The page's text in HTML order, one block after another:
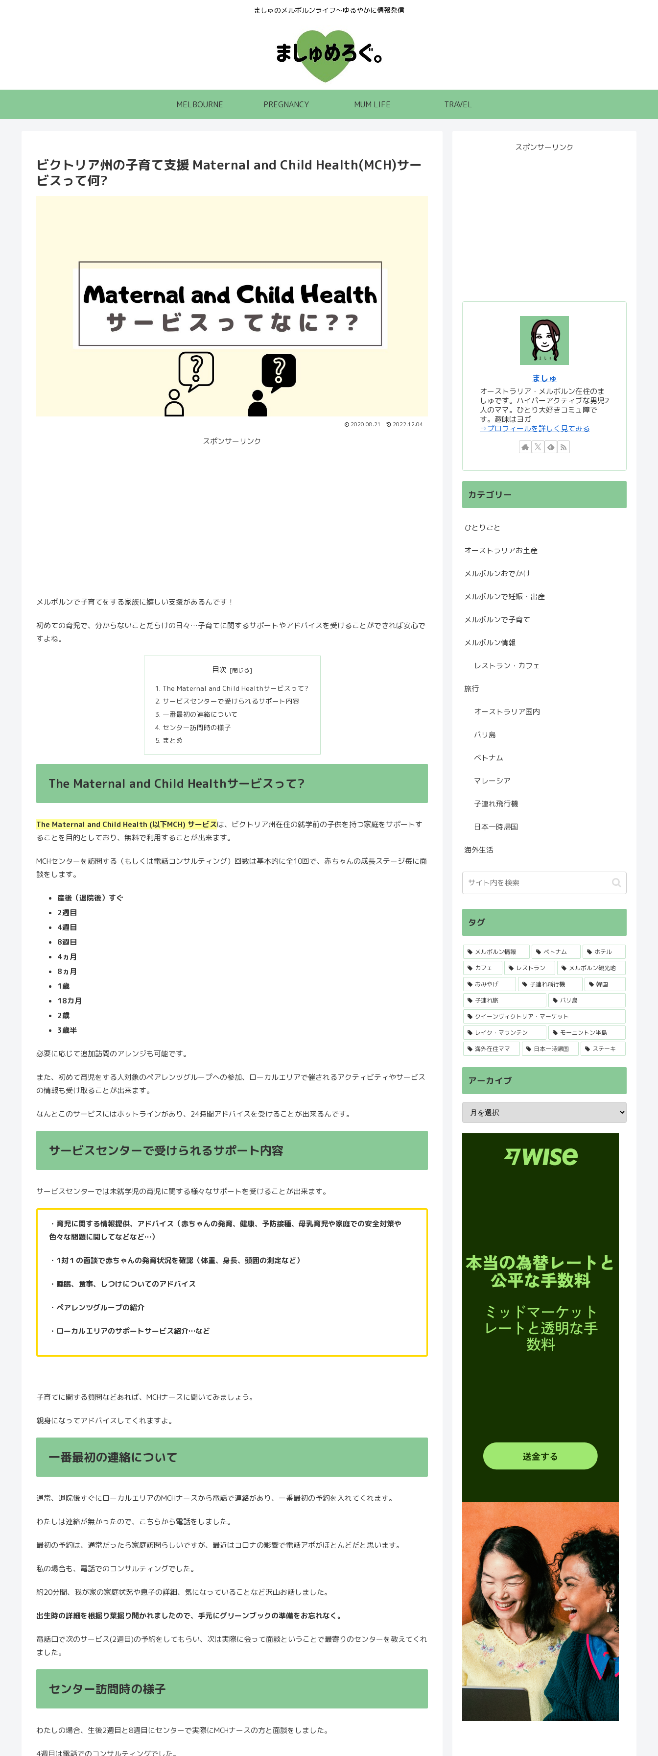
ましゅのメルボルンライフ～ゆるやかに情報発信
MELBOURNE PREGNANCY MUM LIFE TRAVEL
ビクトリア州の子育て支援 Maternal and Child Health(MCH)サー
ビスって何?
2020.08.21 2022.12.04
スポンサーリンク
メルボルンで子育てをする家族に嬉しい支援があるんです！
初めての育児で、分からないことだらけの日々…子育てに関するサポートやアドバイスを受けることができれば安心で
すよね。
目次
The Maternal and Child Healthサービスって?
サービスセンターで受けられるサポート内容
一番最初の連絡について
センター訪問時の様子
まとめ
The Maternal and Child Healthサービスって?
The Maternal and Child Health (以下MCH) サービスは、ビクトリア州在住の就学前の子供を持つ家庭をサポートす
ることを目的としており、無料で利用することが出来ます。
MCHセンターを訪問する（もしくは電話コンサルティング）回数は基本的に全10回で、赤ちゃんの成長ステージ毎に面
談をします。
産後（退院後）すぐ
2週目
4週目
8週目
4ヵ月
8ヵ月
1歳
18カ月
2歳
3歳半
必要に応じて追加訪問のアレンジも可能です。
また、初めて育児をする人対象のペアレンツグループへの参加、ローカルエリアで催されるアクティビティやサービス
の情報も受け取ることが出来ます。
なんとこのサービスにはホットラインがあり、24時間アドバイスを受けることが出来るんです。
サービスセンターで受けられるサポート内容
サービスセンターでは未就学児の育児に関する様々なサポートを受けることが出来ます。
・育児に関する情報提供、アドバイス（赤ちゃんの発育、健康、予防接種、母乳育児や家庭での安全対策や
色々な問題に関してなどなど…）
・1対１の面談で赤ちゃんの発育状況を確認（体重、身長、頭囲の測定など）
・睡眠、食事、しつけについてのアドバイス
・ペアレンツグループの紹介
・ローカルエリアのサポートサービス紹介…など
子育てに関する質問などあれば、MCHナースに聞いてみましょう。
親身になってアドバイスしてくれますよ。
一番最初の連絡について
通常、退院後すぐにローカルエリアのMCHナースから電話で連絡があり、一番最初の予約を入れてくれます。
わたしは連絡が無かったので、こちらから電話をしました。
最初の予約は、通常だったら家庭訪問らしいですが、最近はコロナの影響で電話アポがほとんどだと思います。
私の場合も、電話でのコンサルティングでした。
約20分間、我が家の家庭状況や息子の詳細、気になっていることなど沢山お話しました。
出生時の詳細を根掘り葉掘り聞かれましたので、手元にグリーンブックの準備をお忘れなく。
電話口で次のサービス(2週目)の予約をしてもらい、次は実際に会って面談ということで最寄りのセンターを教えてくれ
ました。
センター訪問時の様子
わたしの場合、生後2週目と8週目にセンターで実際にMCHナースの方と面談をしました。
4週目は電話でのコンサルティングでした。
スポンサーリンク
ましゅ
オーストラリア・メルボルン在住のま
しゅです。ハイパーアクティブな男児2
人のママ。ひとり大好きコミュ障で
す。趣味はヨガ
⇒プロフィールを詳しく見てみる
カテゴリー
ひとりごと
オーストラリアお土産
メルボルンおでかけ
メルボルンで妊娠・出産
メルボルンで子育て
メルボルン情報
レストラン・カフェ
旅行
オーストラリア国内
バリ島
ベトナム
マレーシア
子連れ飛行機
日本一時帰国
海外生活
タグ
メルボルン情報 ベトナム
ホテル
カフェ
レストラン
メルボルン観光地
おみやげ
子連れ飛行機
韓国
子連れ旅
バリ島
クイーンヴィクトリア・マーケット
レイク・マウンテン
モーニントン半島
海外在住ママ
日本一時帰国 ステーキ
アーカイブ